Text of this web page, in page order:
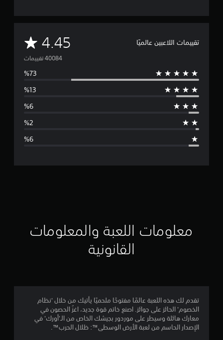
تقييمات اللاعبين عالميًا 4.45م
ت
و
س
ت
ي
4
5
معلومات اللعبة والمعلومات
القانونية
تقدم لك هذه اللعبة عالمًا مفتوحًا ملحميًا يأتيك من خلال 'نظام
الخصوم' الحائز على جوائز. اصنع خاتم قوة جديد، اغزُ الحصون في
معارك هائلة وسيطر على موردور بجيشك الخاص من الـ'أورك' في
الإصدار الحاسم من لعبة الأرض الوسطى™‎: ظلال الحرب™.